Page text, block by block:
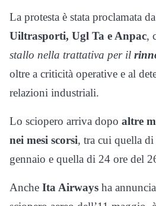
La protesta è stata proclamata da
Uiltrasporti, Ugl Ta e Anpac,
stallo nella trattativa per il
oltre a criticità operative e al
relazioni industriali.
Lo sciopero arriva dopo altre
nei mesi scorsi, tra cui quella
gennaio e quella di 24 ore del
Anche Ita Airways ha